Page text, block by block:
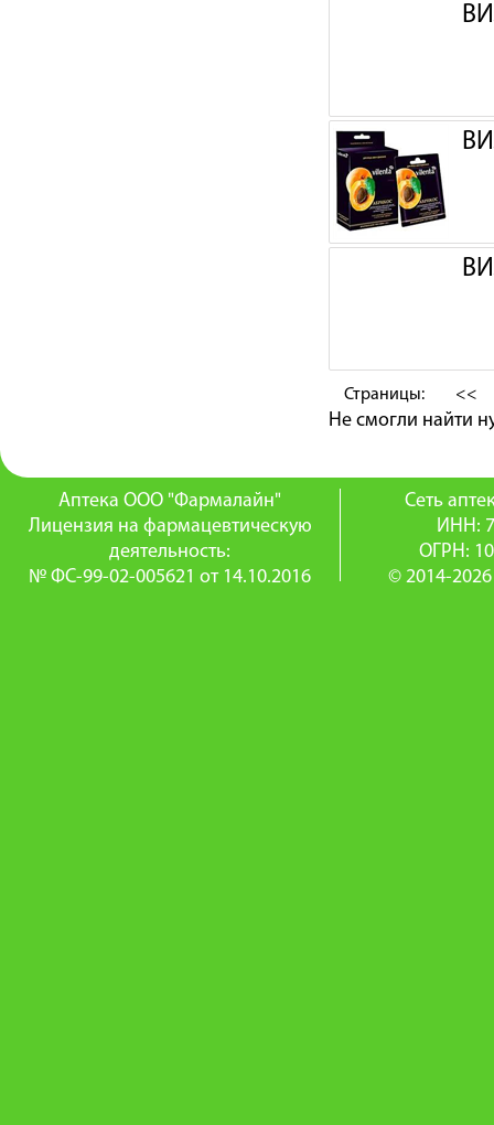
Страницы: <<
Не смогли найти
Аптека ООО "Фармалайн"
Лицензия на фармацевтическую
деятельность:
№ ФС-99-02-005621 от 14.10.2016
Сеть
ИНН:
ОГРН:
© 2014-